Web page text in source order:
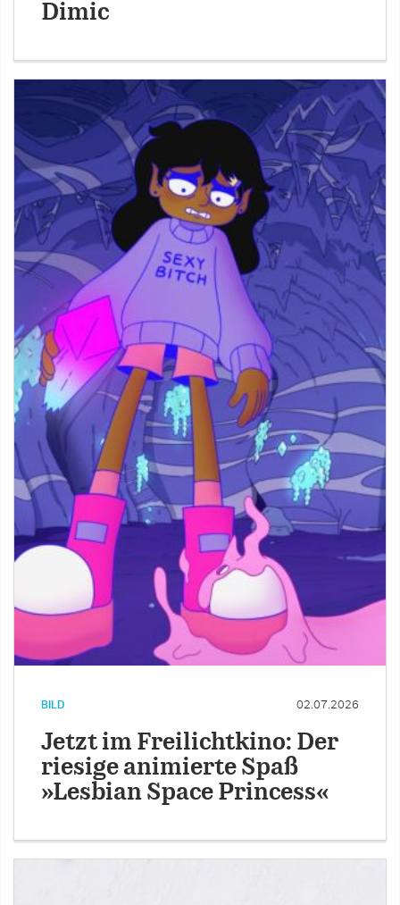
Dimic
BILD 02.07.2026
Jetzt im Freilichtkino: Der
riesige animierte Spaß
»Lesbian Space Princess«